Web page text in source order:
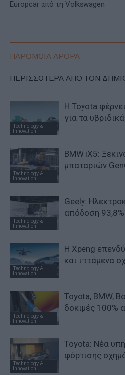
Europcar από τη Volkswagen
ΠΑΡΟΜΟΙΑ ΑΡΘΡΑ
ΠΕΡΙΣΣΟΤΕΡΑ ΑΠΟ ΤΟΝ
Technology &
Innovation
Η Toyota
για τα
Technology &
Innovation
BMW iX5:
μπαταριών
Technology &
Innovation
Geely:
απόδοση 93,8%
Technology &
Innovation
Η Xpeng
και ιπτάμενα
Technology &
Innovation
Toyota, BMW,
δοκιμές 100%
Technology &
Innovation
Toyota: Νέα
φόρτισης